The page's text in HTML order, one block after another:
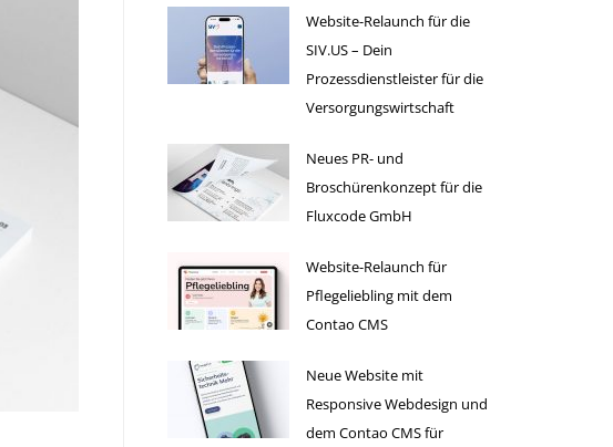
Website-Relaunch für die
SIV.US – Dein
Prozessdienstleister für die
Versorgungswirtschaft
Neues PR- und
Broschürenkonzept für die
Fluxcode GmbH
Website-Relaunch für
Pflegeliebling mit dem
Contao CMS
Neue Website mit
Responsive Webdesign und
dem Contao CMS für